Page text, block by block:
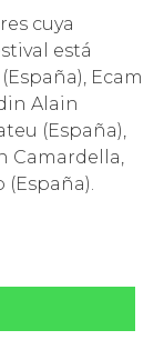
cuya
está
Ecam
Alain
(España),
Camardella,
(España).